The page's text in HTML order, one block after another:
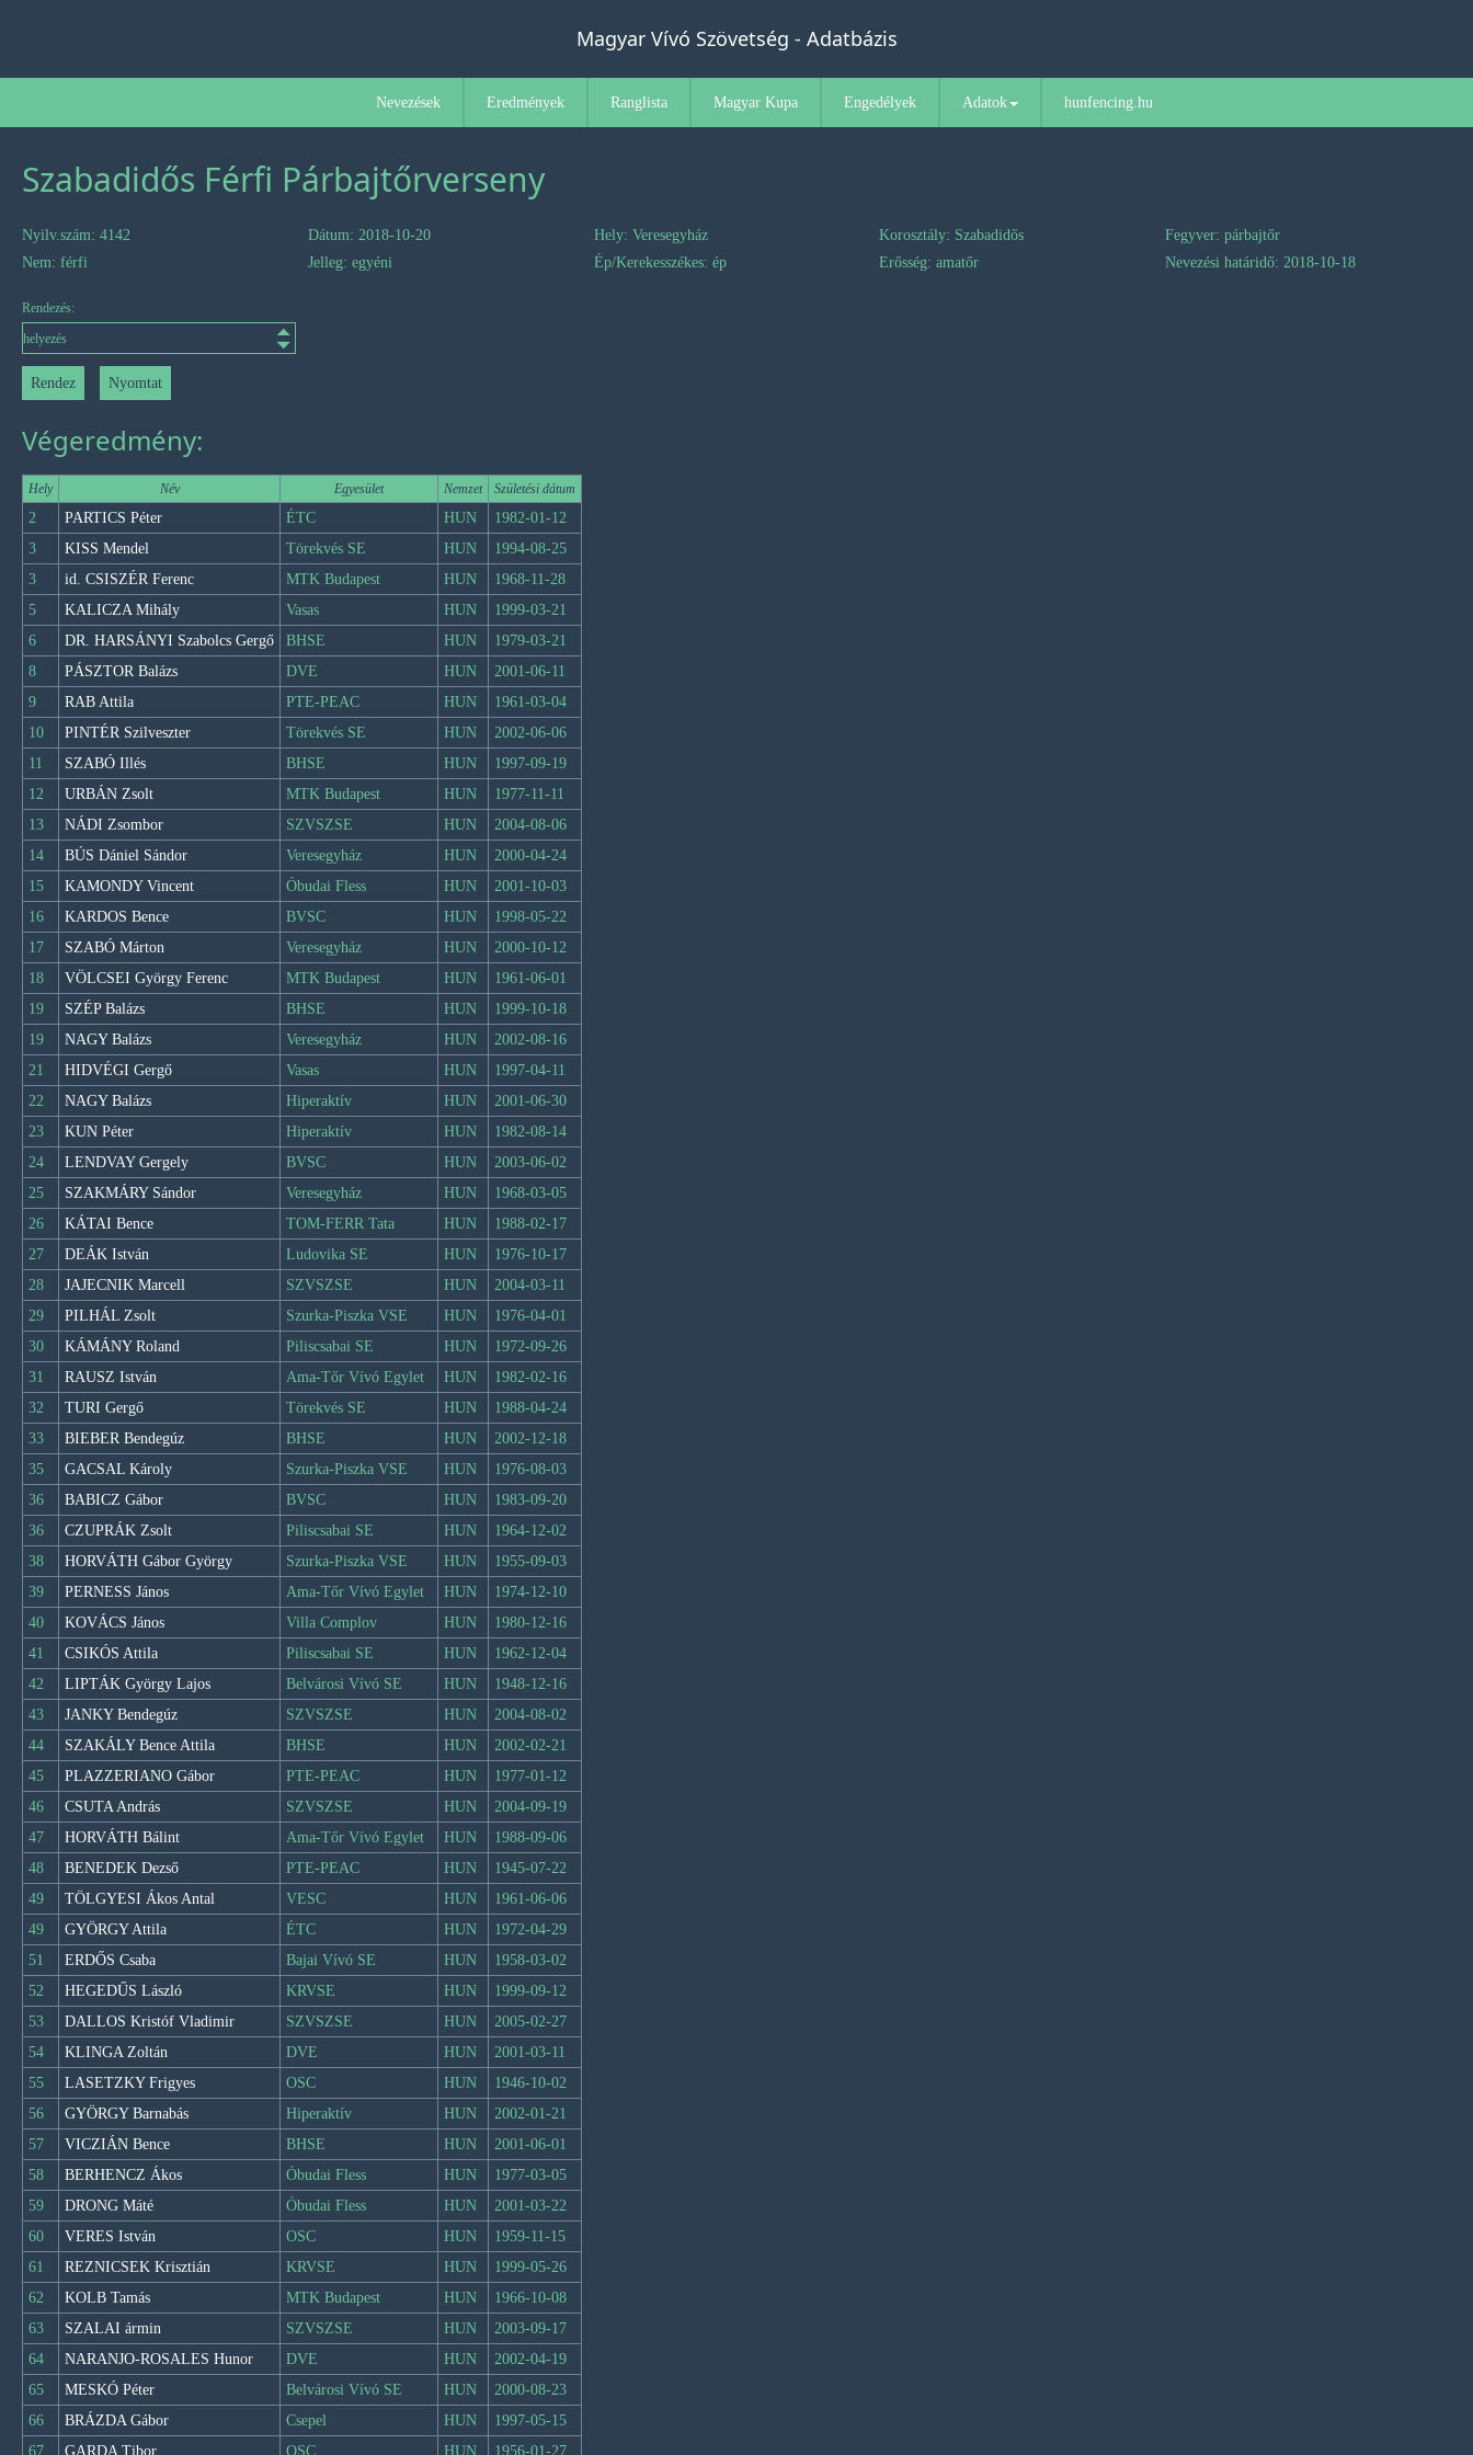
Magyar Vívó Szövetség - Adatbázis
Nevezések Eredmények Ranglista Magyar Kupa Engedélyek Adatok hunfencing.hu
Szabadidős Férfi Párbajtőrverseny
Nyilv.szám: 4142 Dátum: 2018-10-20 Hely: Veresegyház Korosztály: Szabadidős
Fegyver: párbajtőr
Nem: férfi
Jelleg: egyéni Ép/Kerekesszékes: ép Erősség: amatőr Nevezési határidő: 2018-10-18
Rendezés:
Végeredmény:
Hely Név Egyesület Nemzet Születési dátum
2 PARTICS Péter ÉTC HUN
1982-01-12
3
KISS Mendel Törekvés SE HUN
1994-08-25
3
id. CSISZÉR Ferenc MTK Budapest HUN
1968-11-28
5
KALICZA Mihály Vasas HUN
1999-03-21
6
DR. HARSÁNYI Szabolcs Gergő BHSE HUN
1979-03-21
8
PÁSZTOR Balázs DVE HUN
2001-06-11
9
RAB Attila PTE-PEAC HUN
1961-03-04
10
PINTÉR Szilveszter Törekvés SE HUN
2002-06-06
11
SZABÓ Illés BHSE HUN
1997-09-19
12
URBÁN Zsolt MTK Budapest HUN
1977-11-11
13
NÁDI Zsombor SZVSZSE HUN
2004-08-06
14
BÚS Dániel Sándor Veresegyház HUN
2000-04-24
15
KAMONDY Vincent Óbudai Fless HUN
2001-10-03
16
KARDOS Bence BVSC HUN
1998-05-22
17
SZABÓ Márton Veresegyház HUN
2000-10-12
18
VÖLCSEI György Ferenc MTK Budapest HUN
1961-06-01
19
SZÉP Balázs BHSE HUN
1999-10-18
19
NAGY Balázs Veresegyház HUN
2002-08-16
21
HIDVÉGI Gergő Vasas HUN
1997-04-11
22
NAGY Balázs Hiperaktív HUN
2001-06-30
23
KUN Péter Hiperaktív HUN
1982-08-14
24
LENDVAY Gergely BVSC HUN
2003-06-02
25
SZAKMÁRY Sándor Veresegyház HUN
1968-03-05
26
KÁTAI Bence TOM-FERR Tata HUN
1988-02-17
27
DEÁK István Ludovika SE HUN
1976-10-17
28
JAJECNIK Marcell SZVSZSE HUN
2004-03-11
29
PILHÁL Zsolt Szurka-Piszka VSE HUN
1976-04-01
30
KÁMÁNY Roland Piliscsabai SE HUN
1972-09-26
31
RAUSZ István Ama-Tőr Vívó Egylet HUN
1982-02-16
32
TURI Gergő Törekvés SE HUN
1988-04-24
33
BIEBER Bendegúz BHSE HUN
2002-12-18
35
GACSAL Károly Szurka-Piszka VSE HUN
1976-08-03
36
BABICZ Gábor BVSC HUN
1983-09-20
36
CZUPRÁK Zsolt Piliscsabai SE HUN
1964-12-02
38
HORVÁTH Gábor György Szurka-Piszka VSE HUN
1955-09-03
39
PERNESS János Ama-Tőr Vívó Egylet HUN
1974-12-10
40
KOVÁCS János Villa Complov HUN
1980-12-16
41
CSIKÓS Attila Piliscsabai SE HUN
1962-12-04
42
LIPTÁK György Lajos Belvárosi Vívó SE HUN
1948-12-16
43
JANKY Bendegúz SZVSZSE HUN
2004-08-02
44
SZAKÁLY Bence Attila BHSE HUN
2002-02-21
45
PLAZZERIANO Gábor PTE-PEAC HUN
1977-01-12
46
CSUTA András SZVSZSE HUN
2004-09-19
47
HORVÁTH Bálint Ama-Tőr Vívó Egylet HUN
1988-09-06
48
BENEDEK Dezső PTE-PEAC HUN
1945-07-22
49
TÖLGYESI Ákos Antal VESC HUN
1961-06-06
49
GYÖRGY Attila ÉTC HUN
1972-04-29
51
ERDŐS Csaba Bajai Vívó SE HUN
1958-03-02
52
HEGEDŰS László KRVSE HUN
1999-09-12
53
DALLOS Kristóf Vladimir SZVSZSE HUN
2005-02-27
54
KLINGA Zoltán DVE HUN
2001-03-11
55
LASETZKY Frigyes OSC HUN
1946-10-02
56
GYÖRGY Barnabás Hiperaktív HUN
2002-01-21
57
VICZIÁN Bence BHSE HUN
2001-06-01
58
BERHENCZ Ákos Óbudai Fless HUN
1977-03-05
59
DRONG Máté Óbudai Fless HUN
2001-03-22
60
VERES István OSC HUN
1959-11-15
61
REZNICSEK Krisztián KRVSE HUN
1999-05-26
62
KOLB Tamás MTK Budapest HUN
1966-10-08
63
SZALAI ármin SZVSZSE HUN
2003-09-17
64
NARANJO-ROSALES Hunor DVE HUN
2002-04-19
65
MESKÓ Péter Belvárosi Vívó SE HUN
2000-08-23
66
BRÁZDA Gábor Csepel HUN
1997-05-15
67
GARDA Tibor OSC HUN 1956-01-27